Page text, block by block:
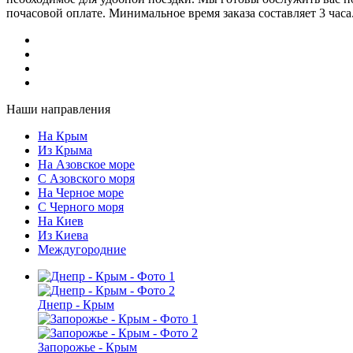
почасовой оплате. Минимальное время заказа составляет 3
Наши направления
На Крым
Из Крыма
На Азовское море
С Азовского моря
На Черное море
С Черного моря
На Киев
Из Киева
Междугородние
Днепр - Крым
Запорожье - Крым